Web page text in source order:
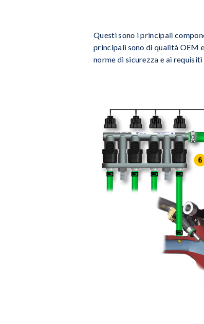
Questi sono i principali
principali sono di qualità OEM
norme di sicurezza e ai